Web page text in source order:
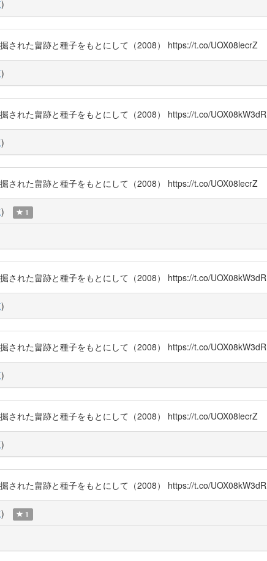
)
された畠跡と種子をもとにして（2008） https://t.co/UOX08lecrZ
)
された畠跡と種子をもとにして（2008） https://t.co/UOX08kW3dR
)
された畠跡と種子をもとにして（2008） https://t.co/UOX08lecrZ
) 1
された畠跡と種子をもとにして（2008） https://t.co/UOX08kW3dR
)
された畠跡と種子をもとにして（2008） https://t.co/UOX08kW3dR
)
された畠跡と種子をもとにして（2008） https://t.co/UOX08lecrZ
)
された畠跡と種子をもとにして（2008） https://t.co/UOX08kW3dR
) 1